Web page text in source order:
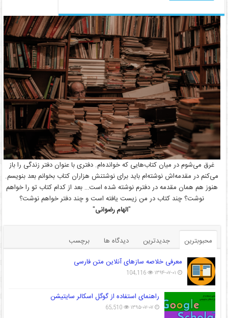
غرق می‌شوم در میان کتاب‌هایی که خوانده‌ام. دفتری با عنوان دفتر زندگی را باز
می‌کنم در مقدمه‌اش نوشته‌ام باید برای نوشتنش هزاران کتاب بخوانم بعد بنویسم.
هنوز هم همان مقدمه در دفترم نوشته شده است… بعد از کدام کتاب تو را خواهم
نوشت؟ چند کتاب در من زیست یافته است و چند دفتر خواهم نوشت؟
"الهام رضوانی"
محبوبترین جدیدترین دیدگاه ها
برچسب
معرفی خلاصه سازهای آنلاین متن فارسی
۱۳۹۴-۰۷-۰۱ 104,116
راهنمای استفاده از گوگل اسکالر سایتیشن
۱۳۹۵-۰۷-۰۷ 65,510